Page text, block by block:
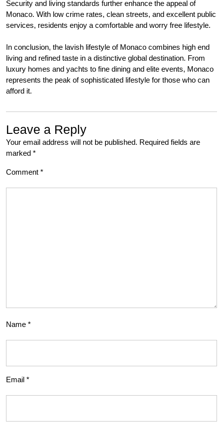
Security and living standards further enhance the appeal of
Monaco. With low crime rates, clean streets, and excellent public
services, residents enjoy a comfortable and worry free lifestyle.
In conclusion, the lavish lifestyle of Monaco combines high end
living and refined taste in a distinctive global destination. From
luxury homes and yachts to fine dining and elite events, Monaco
represents the peak of sophisticated lifestyle for those who can
afford it.
Leave a Reply
Your email address will not be published. Required fields are
marked *
Comment *
Name *
Email *